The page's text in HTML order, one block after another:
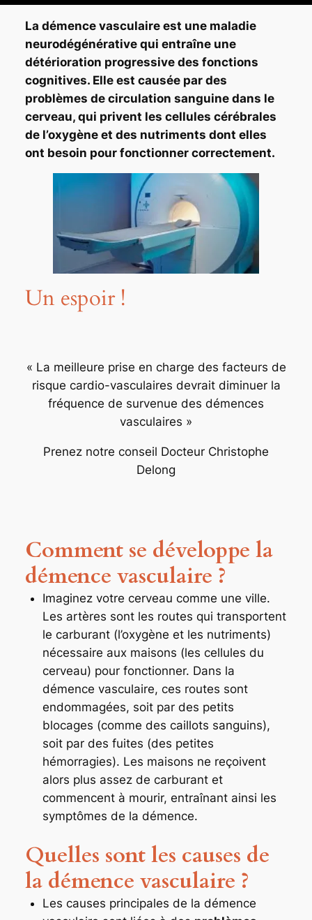
La démence vasculaireest une maladie
neurodégénérative qui entraîne une
détérioration progressive des fonctions
cognitives. Elle est causée par des
problèmes de circulation sanguinedans le
cerveau, qui privent les cellules cérébrales
de l’oxygène et des nutriments dont elles
ont besoin pour fonctionner correctement.
Un espoir !
« La meilleure prise en charge des facteurs de
risque cardio-vasculaires devrait diminuer la
fréquence de survenue des démences
vasculaires »
Prenez notre conseil Docteur Christophe
Delong
Comment se développe la
démence vasculaire ?
Imaginez votre cerveau comme une ville.
Les artères sont les routes qui transportent
le carburant (l’oxygène et les nutriments)
nécessaire aux maisons (les cellules du
cerveau) pour fonctionner. Dans la
démence vasculaire, ces routes sont
endommagées, soit par des petits
blocages (comme des caillots sanguins),
soit par des fuites (des petites
hémorragies). Les maisons ne reçoivent
alors plus assez de carburant et
commencent à mourir, entraînant ainsi les
symptômes de la démence.
Quelles sont les causes de
la démence vasculaire ?
Les causes principales de la démence